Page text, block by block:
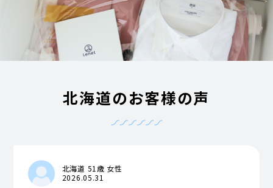
北海道のお客様の声
北海道 51歳 女性
2026.05.31